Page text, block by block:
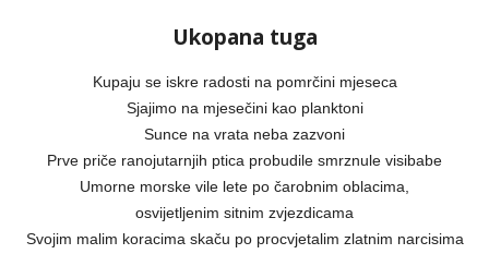
Ukopana tuga
Kupaju se iskre radosti na pomrčini mjeseca
Sjajimo na mjesečini kao planktoni
Sunce na vrata neba zazvoni
Prve priče ranojutarnjih ptica probudile smrznule visibabe
Umorne morske vile lete po čarobnim oblacima,
osvijetljenim sitnim zvjezdicama
Svojim malim koracima skaču po procvjetalim zlatnim narcisima